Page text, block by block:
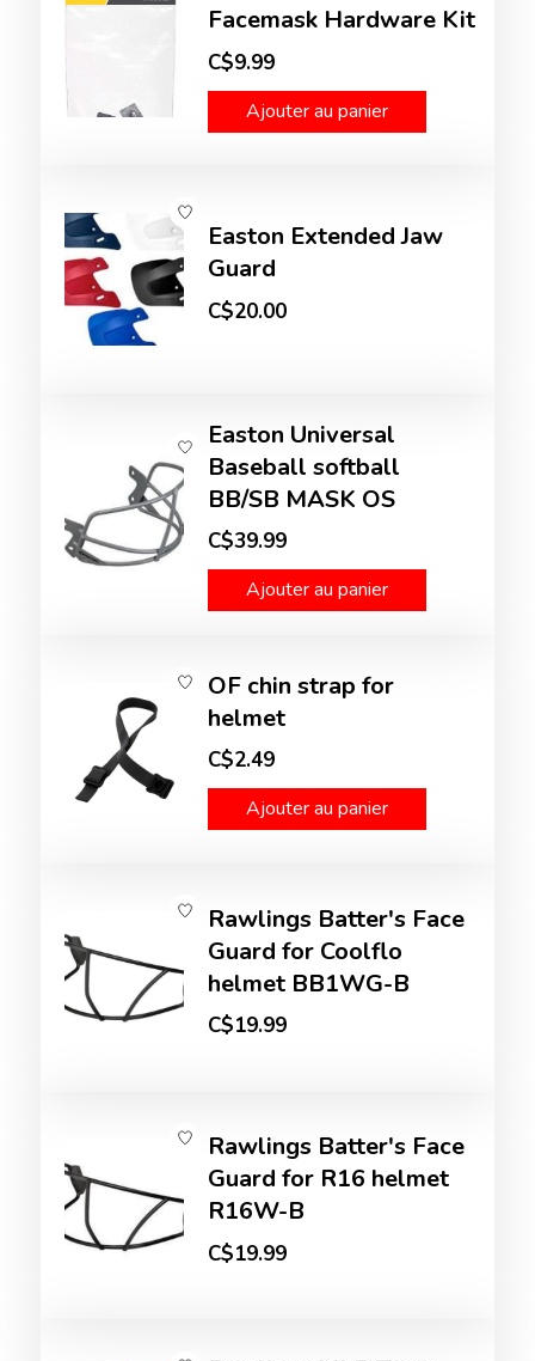
Facemask Hardware Kit
C$9.99
Ajouter au panier
Easton Extended Jaw
Guard
C$20.00
Easton Universal
Baseball softball
BB/SB MASK OS
C$39.99
Ajouter au panier
OF chin strap for
helmet
C$2.49
Ajouter au panier
Rawlings Batter's Face
Guard for Coolflo
helmet BB1WG-B
C$19.99
Rawlings Batter's Face
Guard for R16 helmet
R16W-B
C$19.99